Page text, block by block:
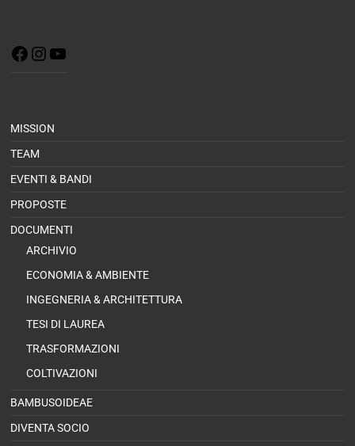
MISSION
TEAM
EVENTI & BANDI
PROPOSTE
DOCUMENTI
ARCHIVIO
ECONOMIA & AMBIENTE
INGEGNERIA & ARCHITETTURA
TESI DI LAUREA
TRASFORMAZIONI
COLTIVAZIONI
BAMBUSOIDEAE
DIVENTA SOCIO